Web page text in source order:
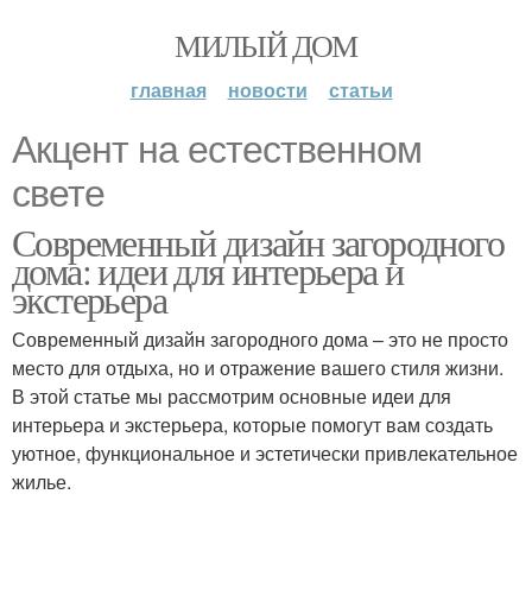
МИЛЫЙ ДОМ
главная новости статьи
Акцент на естественном
свете
Современный дизайн загородного
дома: идеи для интерьера и
экстерьера
Современный дизайн загородного дома – это не просто
место для отдыха, но и отражение вашего стиля жизни.
В этой статье мы рассмотрим основные идеи для
интерьера и экстерьера, которые помогут вам создать
уютное, функциональное и эстетически привлекательное
жилье.